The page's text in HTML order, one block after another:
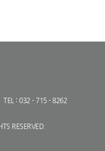
TEL : 032 - 715 - 8262
RESERVED.